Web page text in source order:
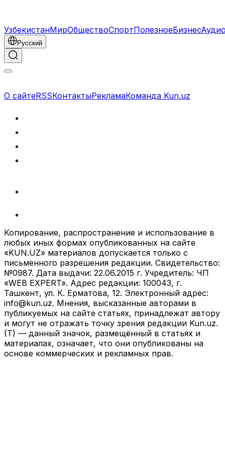
УзбекистанМирОбществоСпортПолезноеБизнес
Русский
О сайтеRSSКонтактыРекламаКоманда Kun.uz
Копирование, распространение и использование в
любых иных формах опубликованных на сайте
«KUN.UZ» материалов допускается только с
письменного разрешения редакции. Свидетельство:
№0987. Дата выдачи: 22.06.2015 г. Учредитель: ЧП
«WEB EXPERT». Адрес редакции: 100043, г.
Ташкент, ул. К. Ерматова, 12. Электронный адрес:
info@kun.uz. Мнения, высказанные авторами в
публикуемых на сайте статьях, принадлежат автору
и могут не отражать точку зрения редакции Kun.uz.
(T) — данный значок, размещённый в статьях и
материалах, означает, что они опубликованы на
основе коммерческих и рекламных прав.